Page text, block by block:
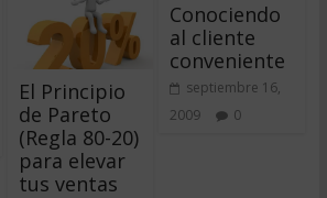
El Principio
de Pareto
(Regla 80-20)
para elevar
tus ventas
Conociendo
al cliente
conveniente
septiembre 16,
2009
0